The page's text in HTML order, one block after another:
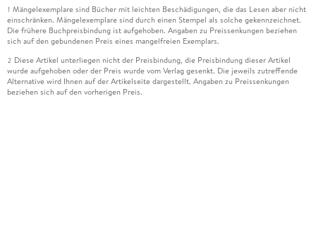
1 Mängelexemplare sind Bücher mit leichten Beschädigungen, die das Lesen aber nicht
einschränken. Mängelexemplare sind durch einen Stempel als solche gekennzeichnet.
Die frühere Buchpreisbindung ist aufgehoben. Angaben zu Preissenkungen beziehen
sich auf den gebundenen Preis eines mangelfreien Exemplars.
2 Diese Artikel unterliegen nicht der Preisbindung, die Preisbindung dieser Artikel
wurde aufgehoben oder der Preis wurde vom Verlag gesenkt. Die jeweils zutreffende
Alternative wird Ihnen auf der Artikelseite dargestellt. Angaben zu Preissenkungen
beziehen sich auf den vorherigen Preis.